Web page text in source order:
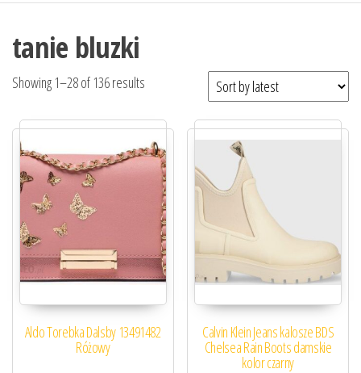
tanie bluzki
Showing 1–28 of 136 results
Aldo Torebka Dalsby 13491482
Różowy
Calvin Klein Jeans kalosze BDS
Chelsea Rain Boots damskie
kolor czarny